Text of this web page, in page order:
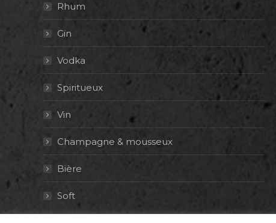
Rhum
Gin
Vodka
Spiritueux
Vin
Champagne & mousseux
Bière
Soft